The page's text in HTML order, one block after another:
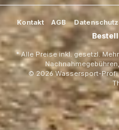
Kontakt AGB Datenschutz
* Alle Preise inkl. gesetzl.
© 2026 Wassersport-Profi